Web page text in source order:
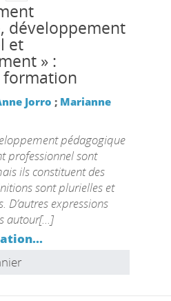
développement
et
» :
formation
Jorro ; Marianne
pédagogique
professionnel sont
ils constituent des
sont plurielles et
D’autres expressions
autour[...]